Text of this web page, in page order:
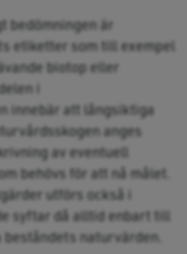
bedömningen är
etiketter som till exempel
biotop eller
i
innebär att långsiktiga
anges
av eventuell
behövs för att nå målet.
utförs också i
syftar då alltid enbart till
naturvärden.